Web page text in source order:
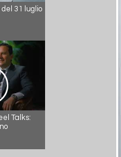
31 luglio
Talks: